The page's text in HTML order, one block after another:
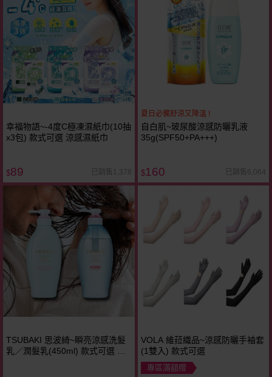
幸福物語~-4度C極凍濕紙巾(10抽
x3包) 款式可選 涼感濕紙巾
$89 已銷售1,378
夏日必備舒涼又降溫 !
自白肌~玻尿酸涼感防曬乳液
35g(SPF50+PA+++)
$160 已銷售6,064
TSUBAKI 思波綺~瞬亮涼感洗髮
乳／潤髮乳(450ml) 款式可選 洗
VOLA 維菈織品~涼感防曬手袖套
(1雙入) 款式可選
專區滿額贈